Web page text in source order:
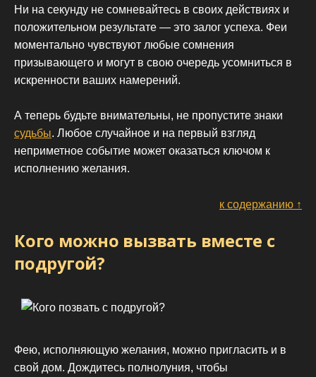
Ни на секунду не сомневайтесь в своих действиях и
положительном результате — это залог успеха. Феи
моментально чувствуют любые сомнения
призывающего и могут в свою очередь усомниться в
искренности ваших намерений.
А теперь будьте внимательны, не пропустите знаки
судьбы. Любое случайное и на первый взгляд
неприметное событие может оказаться ключом к
исполнению желания.
к содержанию ↑
Кого можно вызвать вместе с
подругой?
Фею, исполняющую желания, можно пригласить и в
свой дом. Дождитесь полнолуния, чтобы